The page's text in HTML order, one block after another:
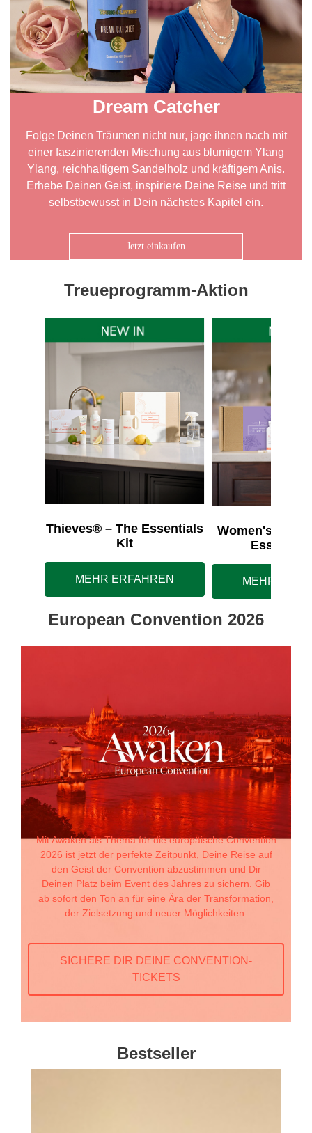
Dream Catcher
Folge Deinen Träumen nicht nur, jage ihnen nach mit
einer faszinierenden Mischung aus blumigem Ylang
Ylang, reichhaltigem Sandelholz und kräftigem Anis.
Erhebe Deinen Geist, inspiriere Deine Reise und tritt
selbstbewusst in Dein nächstes Kapitel ein.
Jetzt einkaufen
Treueprogramm-Aktion
Thieves® – The Essentials
Kit
MEHR ERFAHREN
Women's
MEHR
European Convention 2026
Mit Awaken als Thema für die europäische Convention
2026 ist jetzt der perfekte Zeitpunkt, Deine Reise auf
den Geist der Convention abzustimmen und Dir
Deinen Platz beim Event des Jahres zu sichern. Gib
ab sofort den Ton an für eine Ära der Transformation,
der Zielsetzung und neuer Möglichkeiten.
SICHERE DIR DEINE CONVENTION-
TICKETS
Bestseller